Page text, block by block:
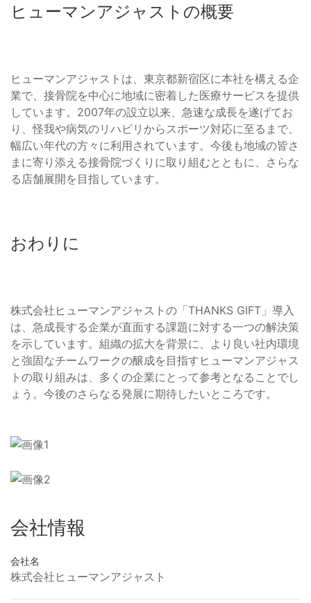
ヒューマンアジャストの概要
ヒューマンアジャストは、東京都新宿区に本社を構える企
業で、接骨院を中心に地域に密着した医療サービスを提供
しています。2007年の設立以来、急速な成長を遂げてお
り、怪我や病気のリハビリからスポーツ対応に至るまで、
幅広い年代の方々に利用されています。今後も地域の皆さ
まに寄り添える接骨院づくりに取り組むとともに、さらな
る店舗展開を目指しています。
おわりに
株式会社ヒューマンアジャストの「THANKS GIFT」導入
は、急成長する企業が直面する課題に対する一つの解決策
を示しています。組織の拡大を背景に、より良い社内環境
と強固なチームワークの醸成を目指すヒューマンアジャス
トの取り組みは、多くの企業にとって参考となることでし
ょう。今後のさらなる発展に期待したいところです。
会社情報
会社名
株式会社ヒューマンアジャスト